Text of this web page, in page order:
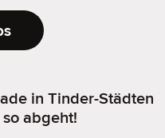
in Tinder-Städten
abgeht!